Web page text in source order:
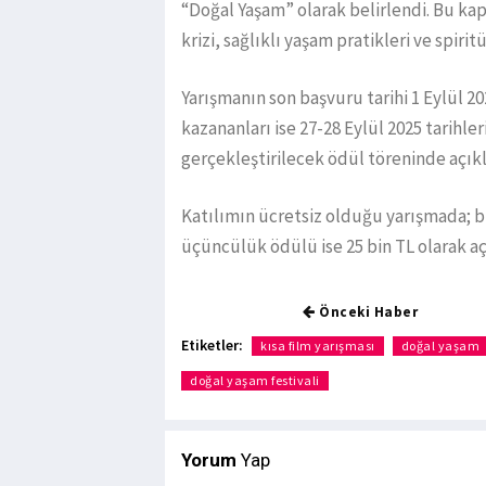
“Doğal Yaşam” olarak belirlendi. Bu
krizi, sağlıklı yaşam pratikleri ve
Yarışmanın son başvuru tarihi 1 Eylül
kazananları ise 27-28 Eylül 2025
gerçekleştirilecek ödül töreninde
Katılımın ücretsiz olduğu
üçüncülük ödülü ise 25 bin TL olarak
Önceki Haber
Etiketler: kısa film yarışması doğal yaşam
doğal yaşam festivali
Yorum Yap